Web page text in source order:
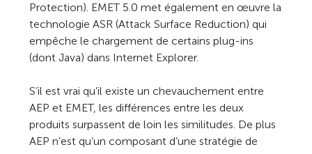
Protection). EMET 5.0 met également en œuvre la
technologie ASR (Attack Surface Reduction) qui
empêche le chargement de certains plug-ins
(dont Java) dans Internet Explorer.
S’il est vrai qu’il existe un chevauchement entre
AEP et EMET, les différences entre les deux
produits surpassent de loin les similitudes. De plus
AEP n’est qu’un composant d’une stratégie de